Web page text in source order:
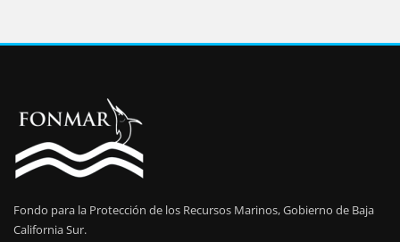
Fondo para la Protección de los Recursos Marinos, Gobierno de Baja
California Sur.